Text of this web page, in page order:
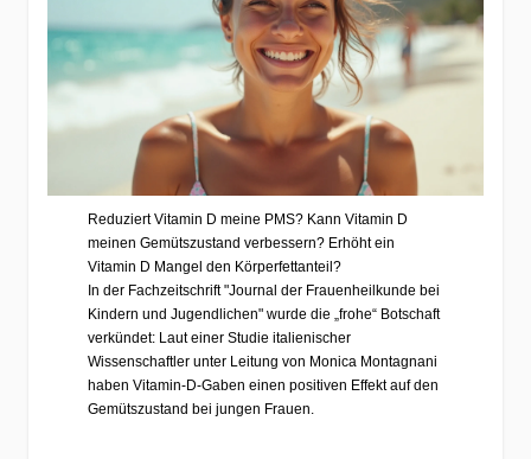
Reduziert Vitamin D meine PMS? Kann Vitamin D
meinen Gemütszustand verbessern? Erhöht ein
Vitamin D Mangel den Körperfettanteil?
In der Fachzeitschrift "Journal der Frauenheilkunde bei
Kindern und Jugendlichen" wurde die „frohe“ Botschaft
verkündet: Laut einer Studie italienischer
Wissenschaftler unter Leitung von Monica Montagnani
haben Vitamin-D-Gaben einen positiven Effekt auf den
Gemütszustand bei jungen Frauen.